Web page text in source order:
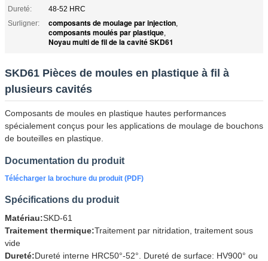
Dureté:
48-52 HRC
Surligner:
composants de moulage par injection,
composants moulés par plastique,
Noyau multi de fil de la cavité SKD61
SKD61 Pièces de moules en plastique à fil à
plusieurs cavités
Composants de moules en plastique hautes performances
spécialement conçus pour les applications de moulage de bouchons
de bouteilles en plastique.
Documentation du produit
Télécharger la brochure du produit (PDF)
Spécifications du produit
Matériau:SKD-61
Traitement thermique:Traitement par nitridation, traitement sous
vide
Dureté:Dureté interne HRC50°-52°. Dureté de surface: HV900° ou